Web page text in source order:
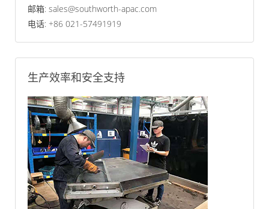
邮箱: sales@southworth-apac.com
电话: +86 021-57491919
生产效率和安全支持